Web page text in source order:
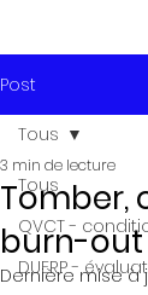
Post
Tous
QVCT -
DUERP -
Tous
Tomber,
burn-out
3 min de lecture
Dernière mise à